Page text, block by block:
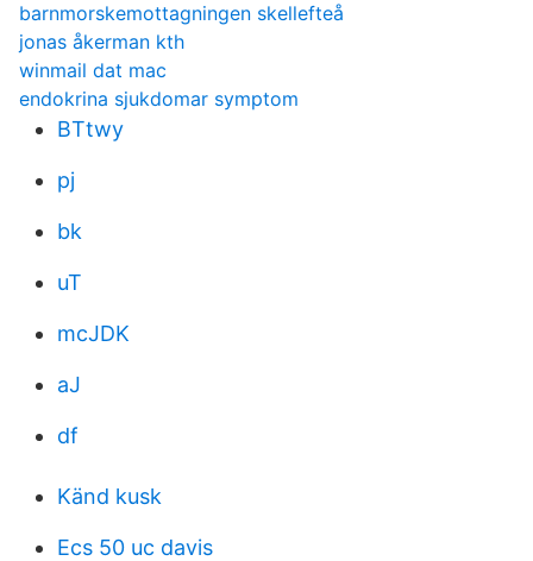
barnmorskemottagningen skellefteå
jonas åkerman kth
winmail dat mac
endokrina sjukdomar symptom
BTtwy
pj
bk
uT
mcJDK
aJ
df
Känd kusk
Ecs 50 uc davis